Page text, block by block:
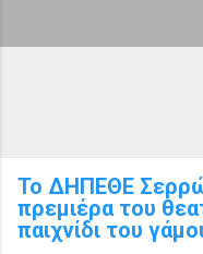
Το ΔΗΠΕΘΕ
πρεμιέρα του
παιχνίδι του